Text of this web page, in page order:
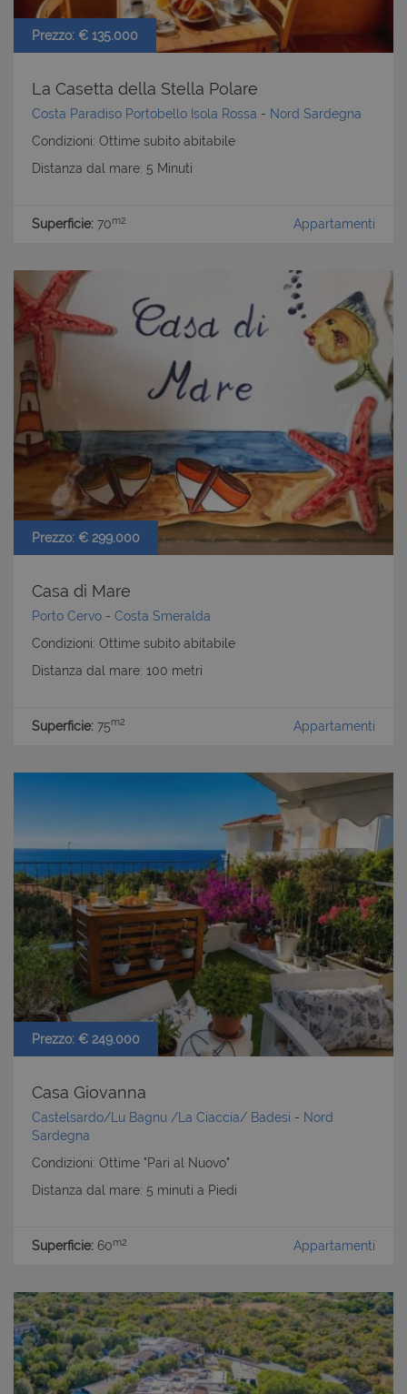
Prezzo: € 135.000
La Casetta della Stella Polare
Costa Paradiso Portobello Isola Rossa - Nord Sardegna
Condizioni: Ottime subito abitabile
Distanza dal mare: 5 Minuti
Superficie: 70m2 Appartamenti
Prezzo: € 299.000
Casa di Mare
Porto Cervo - Costa Smeralda
Condizioni: Ottime subito abitabile
Distanza dal mare: 100 metri
Superficie: 75m2 Appartamenti
Prezzo: € 249.000
Casa Giovanna
Castelsardo/Lu Bagnu /La Ciaccia/ Badesi - Nord
Sardegna
Condizioni: Ottime "Pari al Nuovo"
Distanza dal mare: 5 minuti a Piedi
Superficie: 60m2 Appartamenti